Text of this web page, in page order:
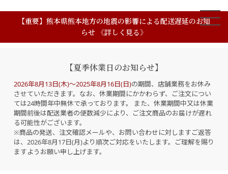
【重要】熊本県熊本地方の地震の影響による配送遅延のお知
らせ 《詳しく見る》
【夏季休業日のお知らせ】
2026年8月13日(木)～2025年8月16日(日)の期間、店舗業務をお休み
させていただきます。なお、休業期間にかかわらず、ご注文につい
ては24時間年中無休で承っております。 また、休業期間中又は休業
期間前後は配送業者の便数減少により、ご注文商品のお届けが遅れ
る可能性がございます。
※商品の発送、注文確認メールや、お問い合わせに対しますご返答
は、2026年8月17日(月)より順次ご対応をいたします。ご理解を賜り
ますようお願い申し上げます。